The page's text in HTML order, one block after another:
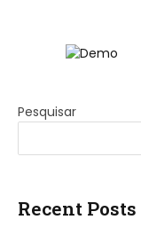
Pesquisar
Recent Posts